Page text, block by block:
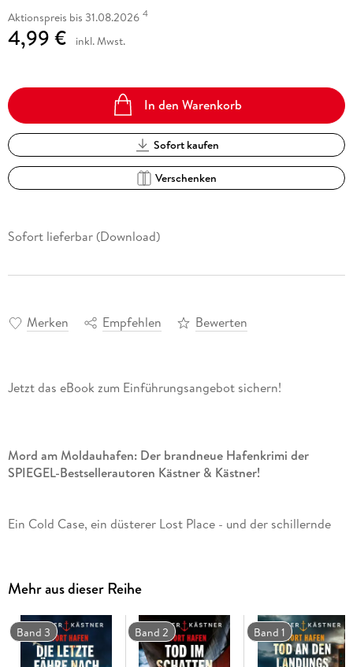
Aktionspreis bis 31.08.2026 4
4,99 € inkl. Mwst.
In den Warenkorb
Sofort kaufen
Verschenken
Sofort lieferbar (Download)
Merken Empfehlen Bewerten
Jetzt das eBook zum Einführungsangebot sichern!
Mord am Moldauhafen: Der brandneue Hafenkrimi der
SPIEGEL-Bestsellerautoren Kästner & Kästner!
Ein Cold Case, ein düsterer Lost Place - und der schillernde
Nur wenige hundert Meter trennen Hamburgs Liegeplätze für
luxuriöse Kreuzfahrtschiffe von einem verfallenen Lost Place,
dem Lagerhaus F am Moldauhafen. Während auf der
Mehr aus dieser Reihe
Band 3 Band 2 Band 1